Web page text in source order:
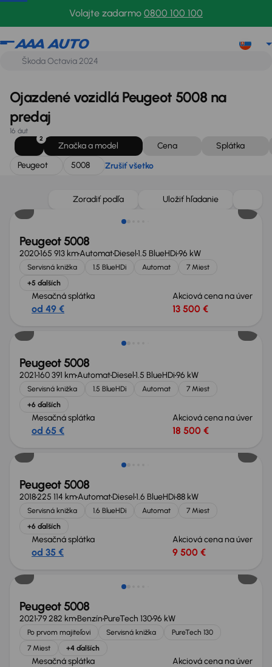
Volajte zadarmo 0800 100 100
Peugeot
Ojazdené vozidlá Peugeot 5008 na
predaj
16 áut
2
Značka a model Cena
Splátka
Peugeot
5008 Zrušiť všetko
Zoradiť podľa Uložiť hľadanie
Zlacnené o 1 300 €
Peugeot 5008
2020165 913 kmAutomatDiesel1.5 BlueHDi96 kW
Servisná knižka 1.5 BlueHDi Automat
7 Miest
+5 ďalších
Mesačná splátka
od 49 €
Akciová cena na úver
13 500 €
Zlacnené o 1 000 €
Peugeot 5008
2021160 391 kmAutomatDiesel1.5 BlueHDi96 kW
Servisná knižka 1.5 BlueHDi Automat
7 Miest
+6 ďalších
Mesačná splátka
od 65 €
Akciová cena na úver
18 500 €
Peugeot 5008
2018225 114 kmAutomatDiesel1.6 BlueHDi88 kW
Servisná knižka 1.6 BlueHDi Automat
7 Miest
+6 ďalších
Mesačná splátka
od 35 €
Akciová cena na úver
9 500 €
Extra zľava 850 €
Peugeot 5008
202179 282 kmBenzín PureTech 13096 kW
Po prvom majiteľovi Servisná knižka
PureTech 130
7 Miest
+4 ďalších
Mesačná splátka Akciová cena na úver